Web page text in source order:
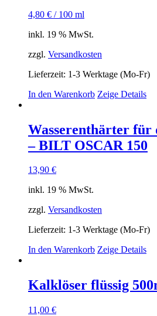
4,80 € / 100 ml
inkl. 19 % MwSt.
zzgl. Versandkosten
Lieferzeit: 1-3 Werktage (Mo-Fr)
In den Warenkorb Zeige Details
Wasserenthärter für
– BILT OSCAR 150
13,90 €
inkl. 19 % MwSt.
zzgl. Versandkosten
Lieferzeit: 1-3 Werktage (Mo-Fr)
In den Warenkorb Zeige Details
Kalklöser flüssig
11,00 €